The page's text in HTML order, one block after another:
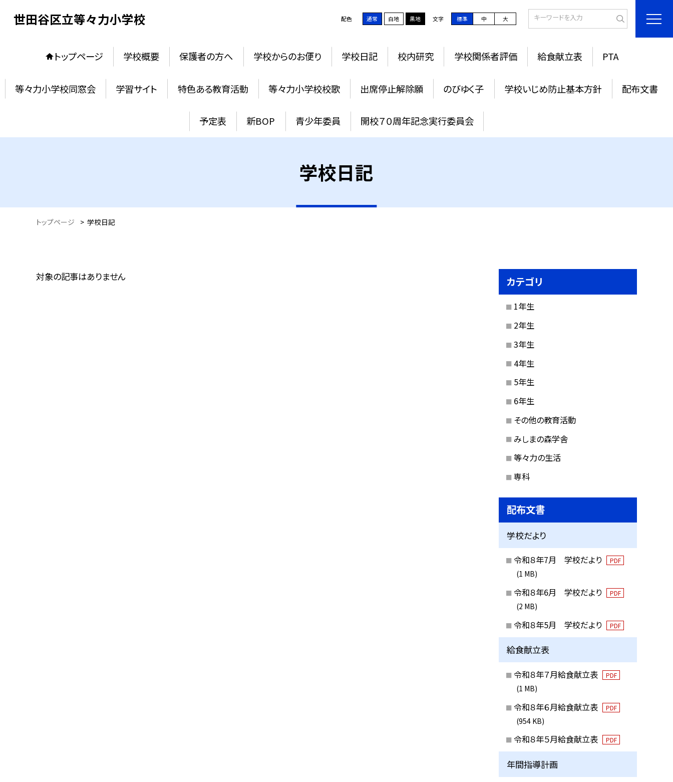
世田谷区立等々力小学校 配色 通常 白地 黒地 文字 標準 中 大
トップページ 学校概要 保護者の方へ 学校からのお便り 学校日記 校内研究 学校関係者評価 給食献立表 PTA
等々力小学校同窓会 学習サイト 特色ある教育活動 等々力小学校校歌 出席停止解除願 のびゆく子 学校いじめ防止基本方針 配布文書
予定表 新BOP 青少年委員 開校７０周年記念実行委員会
学校日記
トップページ > 学校日記
対象の記事はありません カテゴリ
1年生
2年生
3年生
4年生
5年生
6年生
その他の教育活動
みしまの森学舎
等々力の生活
専科
配布文書
学校だより
令和８年7月 学校だより PDF
(1 MB)
令和８年6月 学校だより PDF
(2 MB)
令和８年5月 学校だより PDF
給食献立表
令和８年７月給食献立表 PDF
(1 MB)
令和８年６月給食献立表 PDF
(954 KB)
令和８年５月給食献立表 PDF
年間指導計画